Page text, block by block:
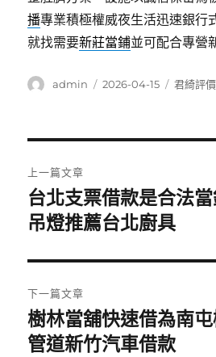
播專業積極權威夜生活迅速銀行
就找需要新莊當鋪並可配合專營
作
admin
發
2026-04-15
分
君綺評價
章
導
覽
上一篇文章
上
一
文
章:
台北支票借款是合法
吊燈推薦台北廚具
下一篇文章
下
一
樹林當舖快速借為南
管道新竹汽車借款